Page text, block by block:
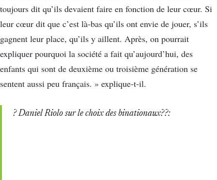
toujours dit qu’ils devaient faire en fonction de leur cœur. Si
leur cœur dit que c’est là-bas qu’ils ont envie de jouer, s’ils
gagnent leur place, qu’ils y aillent. Après, on pourrait
expliquer pourquoi la société a fait qu’aujourd’hui, des
enfants qui sont de deuxième ou troisième génération se
sentent aussi peu français. » explique-t-il.
?️ Daniel Riolo sur le choix des binationaux??: